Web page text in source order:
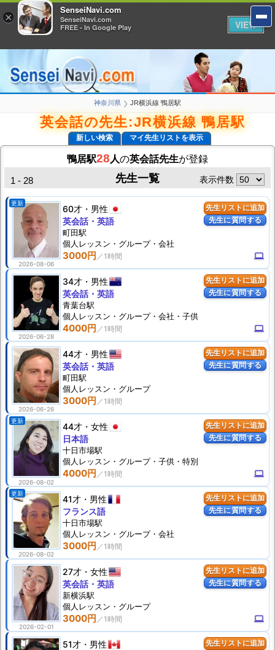
神奈川県 ❯ JR横浜線 鴨居駅
英会話の先生:JR横浜線 鴨居駅
新しい検索 マイ先生リストを表示
鴨居駅28 人の英会話先生が登録
先生一覧
1 - 28 表示件数
先生リストに追加
先生に質問する
更新
2026-08-06
60才 男性
3000円 computer
英会話・英語
町田駅
個人 レッスン ・グループ・会社
先生リストに追加
先生に質問する
2026-06-28
34才 男性
4000円 computer
英会話・英語
青葉台駅
個人 レッスン ・グループ・会社・子供
先生リストに追加
先生に質問する
2026-06-26
44才 男性
3000円
英会話・英語
町田駅
個人 レッスン ・グループ
先生リストに追加
先生に質問する
更新
2026-08-02
44才 女性
4000円 computer
日本語
十日市場駅
個人 レッスン ・グループ・子供・特別
先生リストに追加
先生に質問する
更新
2026-08-02
41才 男性
3000円
フランス語
十日市場駅
個人 レッスン ・グループ・会社
先生リストに追加
先生に質問する
2026-02-01
27才 女性
3000円 computer
英会話・英語
新横浜駅
個人 レッスン ・グループ
先生リストに追加
51才 男性
×
SenseiNavi.com
SenseiNavi.com
FREE - In Google Play
VIEW
×
SenseiNavi.com
SenseiNavi.com
FREE - In Google Play
VIEW